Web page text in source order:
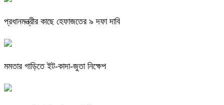
প্রধানমন্ত্রীর কাছে হেফাজতের ৯ দফা দাবি
মমতার গাড়িতে ইট-কাদা-জুতা নিক্ষেপ